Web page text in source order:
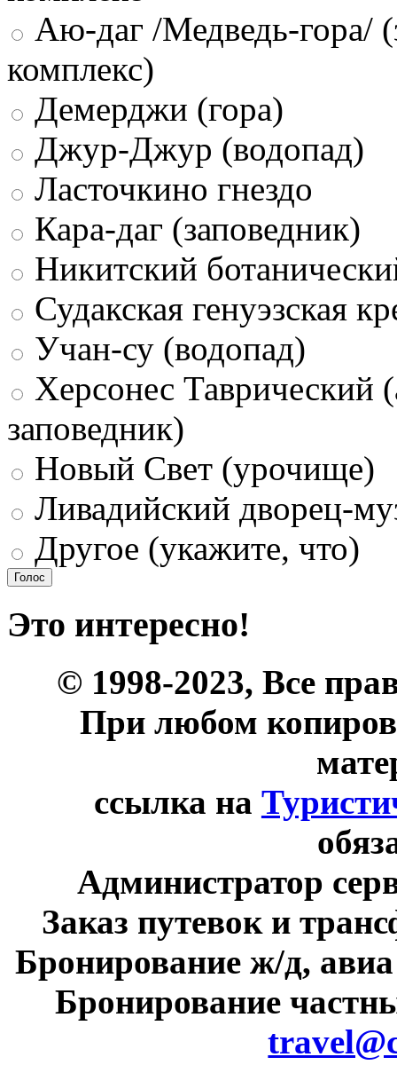
Аю-даг /Медведь-гора/
комплекс)
Демерджи (гора)
Джур-Джур (водопад)
Ласточкино гнездо
Кара-даг (заповедник)
Никитский
Судакская генуэзская
Учан-су (водопад)
Херсонес Таврический
заповедник)
Новый Свет (урочище)
Ливадийский дворец-
Другое (укажите, что)
Это интересно!
© 1998-2023, Все
При любом
ссылка на
Администратор
Заказ путевок и
Бронирование ж/д,
Бронирование